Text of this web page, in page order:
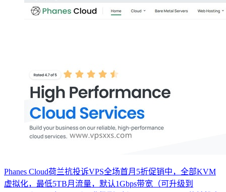
Phanes Cloud荷兰抗投诉VPS全场首月5折促销中，全部KVM
虚拟化，最低5TB月流量，默认1Gbps带宽（可升级到